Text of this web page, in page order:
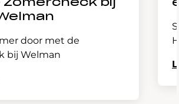
Zomercheck bij
door met de
bij Welman